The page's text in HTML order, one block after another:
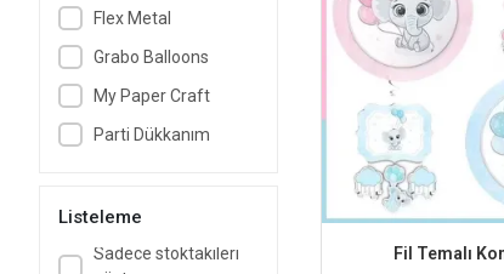
Flex Metal
Grabo Balloons
My Paper Craft
Parti Dükkanım
Listeleme
Sadece stoktakileri
bulunmaktadır. Tema
3. Davetiyeler:Davetiyeler,
belirtilmelidir.
4. Menü ve İkramlar:
edilir. Ayrıca, anne
5. Oyunlar ve Aktiviteler:
oyunlar, tahmin yarışmaları
6. Hediyeler ve Hatıralar:
Fil Temalı